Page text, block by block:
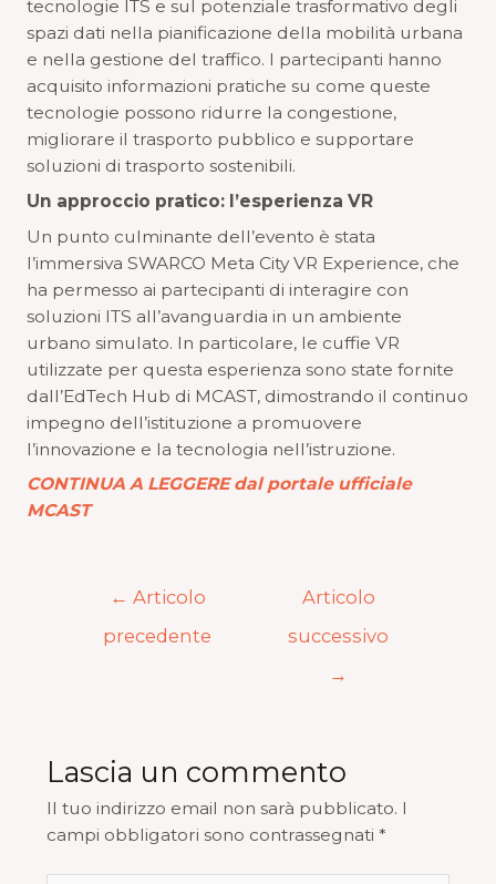
tecnologie ITS e sul potenziale trasformativo degli
spazi dati nella pianificazione della mobilità urbana
e nella gestione del traffico. I partecipanti hanno
acquisito informazioni pratiche su come queste
tecnologie possono ridurre la congestione,
migliorare il trasporto pubblico e supportare
soluzioni di trasporto sostenibili.
Un approccio pratico: l’esperienza VR
Un punto culminante dell’evento è stata
l’immersiva SWARCO Meta City VR Experience, che
ha permesso ai partecipanti di interagire con
soluzioni ITS all’avanguardia in un ambiente
urbano simulato. In particolare, le cuffie VR
utilizzate per questa esperienza sono state fornite
dall’EdTech Hub di MCAST, dimostrando il continuo
impegno dell’istituzione a promuovere
l’innovazione e la tecnologia nell’istruzione.
CONTINUA A LEGGERE dal portale ufficiale
MCAST
← Articolo
precedente
Articolo
successivo
→
Lascia un commento
Il tuo indirizzo email non sarà pubblicato. I
campi obbligatori sono contrassegnati *